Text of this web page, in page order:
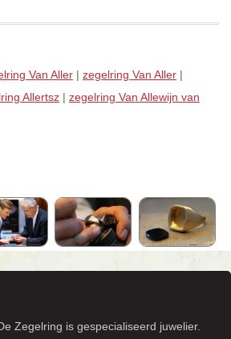
Van Aller | zegelring Van Aller |
Allertsz | zegelring Van Allewijn van
Zegelring is gespecialiseerd juwelier.